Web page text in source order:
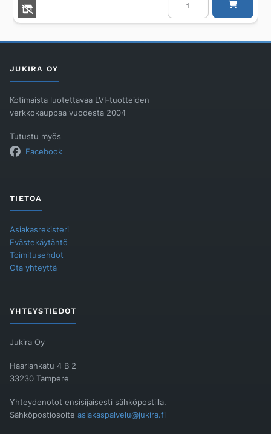
KOJA
TERMIS-
pyykinkuivaaja
JUKIRA OY
Kotimaista luotettavaa LVI-tuotteiden
verkkokauppaa vuodesta 2004
Tutustu myös
Facebook
TIETOA
Asiakasrekisteri
Evästekäytäntö
Toimitusehdot
Ota yhteyttä
YHTEYSTIEDOT
Jukira Oy
Haarlankatu 4 B 2
33230 Tampere
Yhteydenotot ensisijaisesti sähköpostilla.
Sähköpostiosoite asiakaspalvelu@jukira.fi